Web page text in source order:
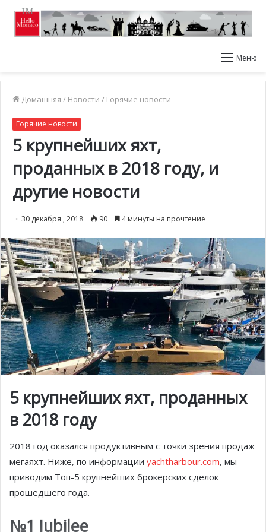
Меню
Домашняя / Новости / Горячие новости
Горячие новости
5 крупнейших яхт,
проданных в 2018 году, и
другие новости
30 декабря , 2018 90 4 минуты на прочтение
5 крупнейших яхт, проданных
в 2018 году
2018 год оказался продуктивным с точки зрения продаж
мегаяхт. Ниже, по информации yachtharbour.com, мы
приводим Топ-5 крупнейших брокерских сделок
прошедшего года.
№1 Jubilee